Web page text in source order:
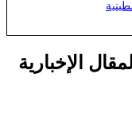
الإخبارية